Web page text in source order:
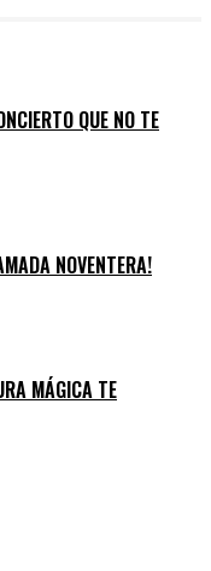
QUE NO TE
NOVENTERA!
MÁGICA TE